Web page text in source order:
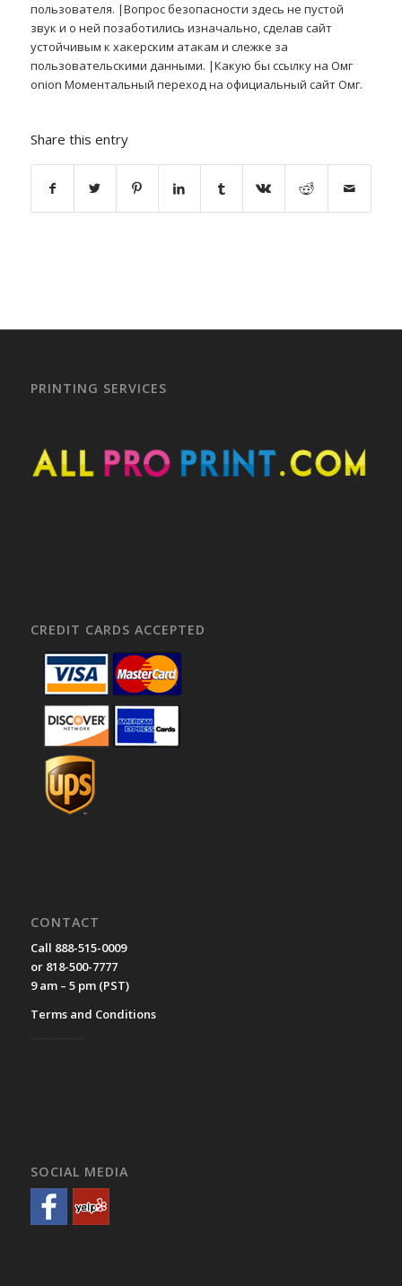
пользователя. |Вопрос безопасности здесь не пустой
звук и о ней позаботились изначально, сделав сайт
устойчивым к хакерским атакам и слежке за
пользовательскими данными. |Какую бы ссылку на Омг
onion Моментальный переход на официальный сайт Омг.
Share this entry
PRINTING SERVICES
CREDIT CARDS ACCEPTED
CONTACT
Call 888-515-0009
or 818-500-7777
9 am – 5 pm (PST)
Terms and Conditions
SOCIAL MEDIA